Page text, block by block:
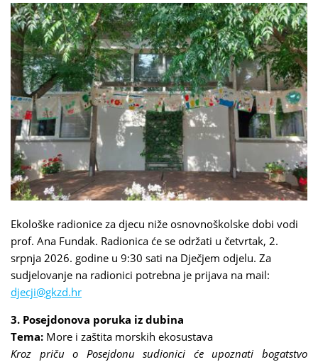
Ekološke radionice za djecu niže osnovnoškolske dobi vodi
prof. Ana Fundak. Radionica će se održati u četvrtak, 2.
srpnja 2026. godine u 9:30 sati na Dječjem odjelu. Za
sudjelovanje na radionici potrebna je prijava na mail:
djecji@gkzd.hr
3. Posejdonova poruka iz dubina
Tema: More i zaštita morskih ekosustava
Kroz priču o Posejdonu sudionici će upoznati bogatstvo